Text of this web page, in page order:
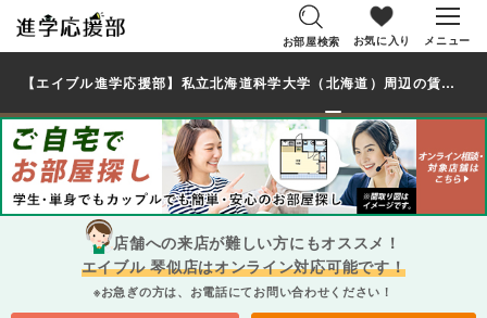
お部屋検索 お気に入り メニュー
【エイブル進学応援部】私立北海道科学大学（北海道）周辺の賃貸を探す｜学生・大学生の一人暮らし向け賃貸マンション・アパート
店舗への来店が難しい方にもオススメ！
エイブル 琴似店はオンライン対応可能です！
※お急ぎの方は、お電話にてお問い合わせください！